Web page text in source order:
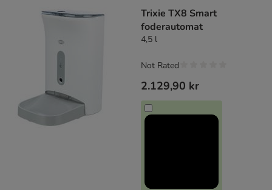
Trixie TX8 Smart
foderautomat
4,5 l
2.129,90 kr
Not Rated